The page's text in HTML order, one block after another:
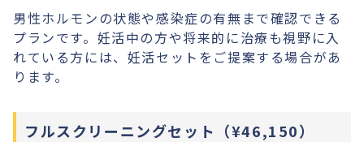
男性ホルモンの状態や感染症の有無まで確認できる
プランです。妊活中の方や将来的に治療も視野に入
れている方には、妊活セットをご提案する場合があ
ります。
フルスクリーニングセット（¥46,150）